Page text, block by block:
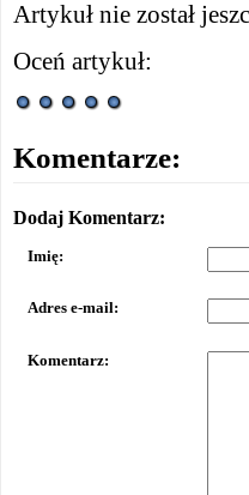
Artykuł nie został
Oceń artykuł:
Komentarze:
Dodaj Komentarz:
Imię:
Adres e-mail:
Komentarz: